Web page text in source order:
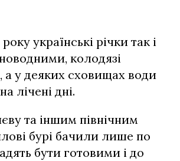
українські річки так і
колодязі
а у деяких сховищах води
лічені дні.
та іншим північним
бурі бачили лише по
бути готовими і до